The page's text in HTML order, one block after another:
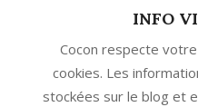
INFO
Cocon respecte
cookies. Les
stockées sur le blog et